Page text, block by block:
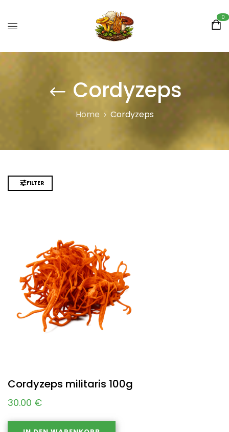
0
Cordyzeps
Home Cordyzeps
FILTER
Cordyzeps militaris 100g
30.00 €